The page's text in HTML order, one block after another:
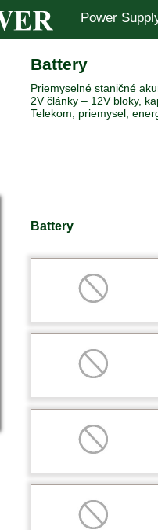
Power
Battery
Priemyselné staničné
2V články – 12V bloky,
Telekom, priemysel,
Battery